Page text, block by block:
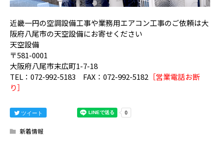
近畿一円の空調設備工事や業務用エアコン工事のご依頼は大
阪府八尾市の天空設備にお寄せください
天空設備
〒581-0001
大阪府八尾市末広町1-7-18
TEL：072-992-5183 FAX：072-992-5182 ［営業電話お断
り］
ツイート
新着情報